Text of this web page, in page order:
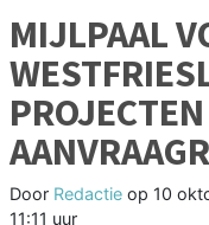
MIJLPAAL
Door Redactie op 10
11:11 uur